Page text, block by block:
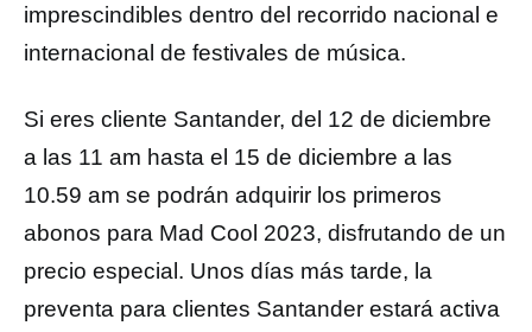
imprescindibles dentro del recorrido nacional e
internacional de festivales de música.
Si eres cliente Santander, del 12 de diciembre
a las 11 am hasta el 15 de diciembre a las
10.59 am se podrán adquirir los primeros
abonos para Mad Cool 2023, disfrutando de un
precio especial. Unos días más tarde, la
preventa para clientes Santander estará activa